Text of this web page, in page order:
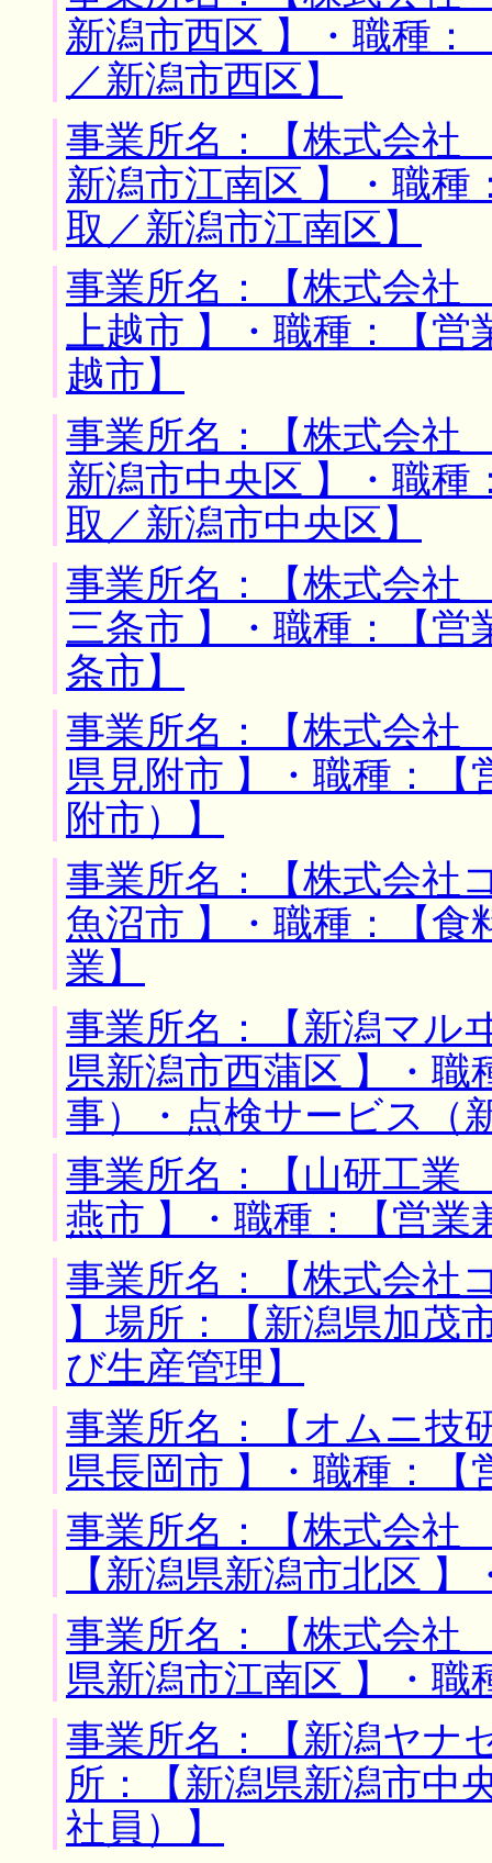
新潟市西区 】・職種
／新潟市西区】
事業所名：【株式会社
新潟市江南区 】・職
取／新潟市江南区】
事業所名：【株式会社
上越市 】・職種：【営
越市】
事業所名：【株式会社
新潟市中央区 】・職
取／新潟市中央区】
事業所名：【株式会社
三条市 】・職種：【
条市】
事業所名：【株式会
県見附市 】・職種：
附市）】
事業所名：【株式会社
魚沼市 】・職種：【食
業】
事業所名：【新潟マ
県新潟市西蒲区 】・
事）・点検サービス（
事業所名：【山研工業
燕市 】・職種：【営業
事業所名：【株式会
】場所：【新潟県加茂
び生産管理】
事業所名：【オムニ
県長岡市 】・職種：【
事業所名：【株式会社
【新潟県新潟市北区
事業所名：【株式会
県新潟市江南区 】・職
事業所名：【新潟ヤ
所：【新潟県新潟市中
社員）】